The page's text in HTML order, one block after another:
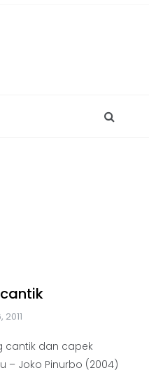
2011
cantik dan capek
– Joko Pinurbo (2004)